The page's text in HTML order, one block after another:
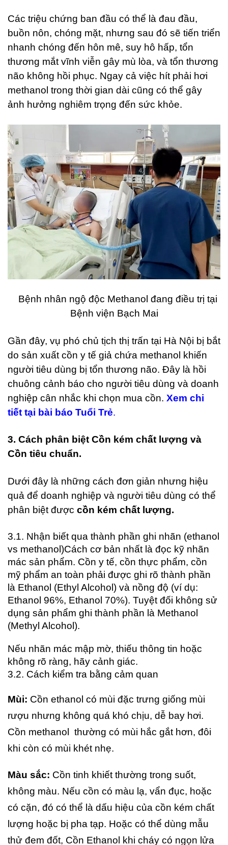
Các triệu chứng ban đầu có thể là đau đầu,
buồn nôn, chóng mặt, nhưng sau đó sẽ tiến triển
nhanh chóng đến hôn mê, suy hô hấp, tổn
thương mắt vĩnh viễn gây mù lòa, và tổn thương
não không hồi phục. Ngay cả việc hít phải hơi
methanol trong thời gian dài cũng có thể gây
ảnh hưởng nghiêm trọng đến sức khỏe.
Bệnh nhân ngộ độc Methanol đang điều trị tại
Bệnh viện Bạch Mai
Gần đây, vụ phó chủ tịch thị trấn tại Hà Nội bị bắt
do sản xuất cồn y tế giả chứa methanol khiến
người tiêu dùng bị tổn thương não. Đây là hồi
chuông cảnh báo cho người tiêu dùng và doanh
nghiệp cân nhắc khi chọn mua cồn. Xem chi
tiết tại bài báo Tuổi Trẻ.
3. Cách phân biệt Cồn kém chất lượng và
Cồn tiêu chuẩn.
Dưới đây là những cách đơn giản nhưng hiệu
quả để doanh nghiệp và người tiêu dùng có thể
phân biệt được cồn kém chất lượng.
3.1. Nhận biết qua thành phần ghi nhãn (ethanol
vs methanol)Cách cơ bản nhất là đọc kỹ nhãn
mác sản phẩm. Cồn y tế, cồn thực phẩm, cồn
mỹ phẩm an toàn phải được ghi rõ thành phần
là Ethanol (Ethyl Alcohol) và nồng độ (ví dụ:
Ethanol 96%, Ethanol 70%). Tuyệt đối không sử
dụng sản phẩm ghi thành phần là Methanol
(Methyl Alcohol).
Nếu nhãn mác mập mờ, thiếu thông tin hoặc
không rõ ràng, hãy cảnh giác.
3.2. Cách kiểm tra bằng cảm quan
Mùi: Cồn ethanol có mùi đặc trưng giống mùi
rượu nhưng không quá khó chịu, dễ bay hơi.
Cồn methanol thường có mùi hắc gắt hơn, đôi
khi còn có mùi khét nhẹ.
Màu sắc: Cồn tinh khiết thường trong suốt,
không màu. Nếu cồn có màu lạ, vẩn đục, hoặc
có cặn, đó có thể là dấu hiệu của cồn kém chất
lượng hoặc bị pha tạp. Hoặc có thể dùng mẫu
thử đem đốt, Cồn Ethanol khi cháy có ngọn lửa